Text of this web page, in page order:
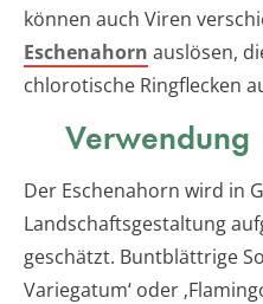
können auch Viren
Eschenahorn auslösen,
chlorotische Ringflecken
Verwendung
Der Eschenahorn wird in
Landschaftsgestaltung
geschätzt. Buntblättrige
Variegatum‘ oder